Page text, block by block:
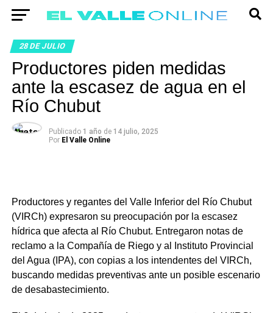
28 DE JULIO
Productores piden medidas
ante la escasez de agua en el
Río Chubut
Publicado 1 año de 14 julio, 2025
Por El Valle Online
Productores y regantes del Valle Inferior del Río Chubut
(VIRCh) expresaron su preocupación por la escasez
hídrica que afecta al Río Chubut. Entregaron notas de
reclamo a la Compañía de Riego y al Instituto Provincial
del Agua (IPA), con copias a los intendentes del VIRCh,
buscando medidas preventivas ante un posible escenario
de desabastecimiento.